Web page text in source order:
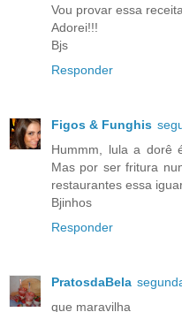
Vou provar essa
Adorei!!!
Bjs
Responder
Figos & Funghis
Hummm, lula a dorê
Mas por ser fritura
restaurantes essa
Bjinhos
Responder
PratosdaBela
que maravilha